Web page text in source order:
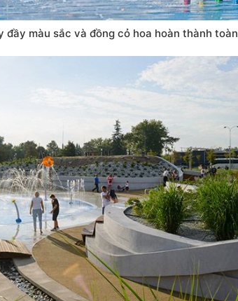
màu sắc và đồng cỏ hoa hoàn thành toàn